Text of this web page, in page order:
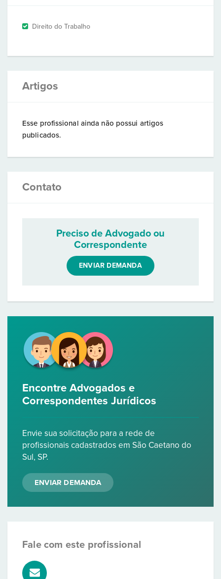
Direito do Trabalho
Artigos
Esse profissional ainda não possui artigos
publicados.
Contato
Preciso de Advogado ou
Correspondente
ENVIAR DEMANDA
Encontre Advogados e
Correspondentes Jurídicos
Envie sua solicitação para a rede de
profissionais cadastrados em São Caetano do
Sul, SP.
ENVIAR DEMANDA
Fale com este profissional